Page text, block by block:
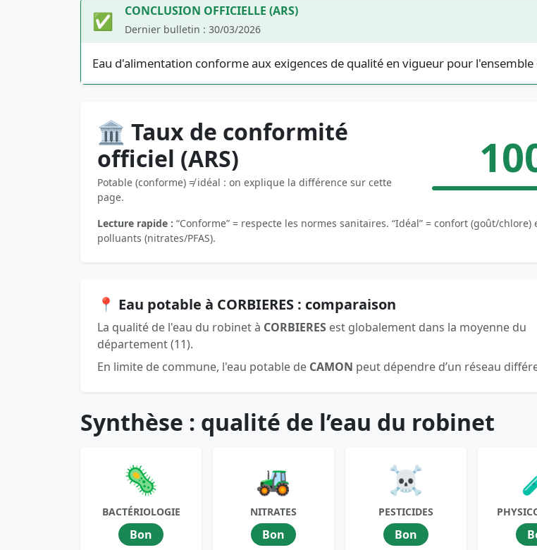
✅ CONCLUSION OFFICIELLE (ARS)
Dernier bulletin : 30/03/2026
Eau d'alimentation conforme aux exigences de qualité en vigueur pour
🏛️ Taux de conformité
officiel (ARS)
Potable (conforme) ≠ idéal : on explique la différence sur cette
page.
Lecture rapide : “Conforme” = respecte les normes sanitaires. “Idéal” = confort (goût/chlore)
polluants (nitrates/PFAS).
📍 Eau potable à CORBIERES : comparaison
La qualité de l'eau du robinet à CORBIERES est globalement dans la moyenne du
département (11).
En limite de commune, l'eau potable de CAMON peut dépendre d’un réseau
Synthèse : qualité de l’eau du robinet
🦠
BACTÉRIOLOGIE
Bon
🚜
NITRATES
Bon
☠️
PESTICIDES
Bon